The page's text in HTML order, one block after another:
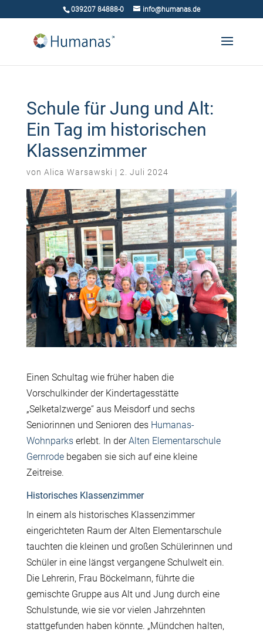
039207 84888-0 info@humanas.de
Schule für Jung und Alt:
Ein Tag im historischen
Klassenzimmer
von Alica Warsawski | 2. Juli 2024
Einen Schultag wie früher haben die
Vorschulkinder der Kindertagesstätte
„Selketalzwerge“ aus Meisdorf und sechs
Seniorinnen und Senioren des Humanas-
Wohnparkserlebt. In derAlten Elementarschule
Gernrodebegaben sie sich auf eine kleine
Zeitreise.
Historisches Klassenzimmer
In einem als historisches Klassenzimmer
eingerichteten Raum der Alten Elementarschule
tauchten die kleinen und großen Schülerinnen und
Schüler in eine längst vergangene Schulwelt ein.
Die Lehrerin, Frau Böckelmann, führte die
gemischte Gruppe aus Alt und Jung durch eine
Schulstunde, wie sie vor vielen Jahrzehnten
stattgefunden haben könnte. „Mündchen halten,